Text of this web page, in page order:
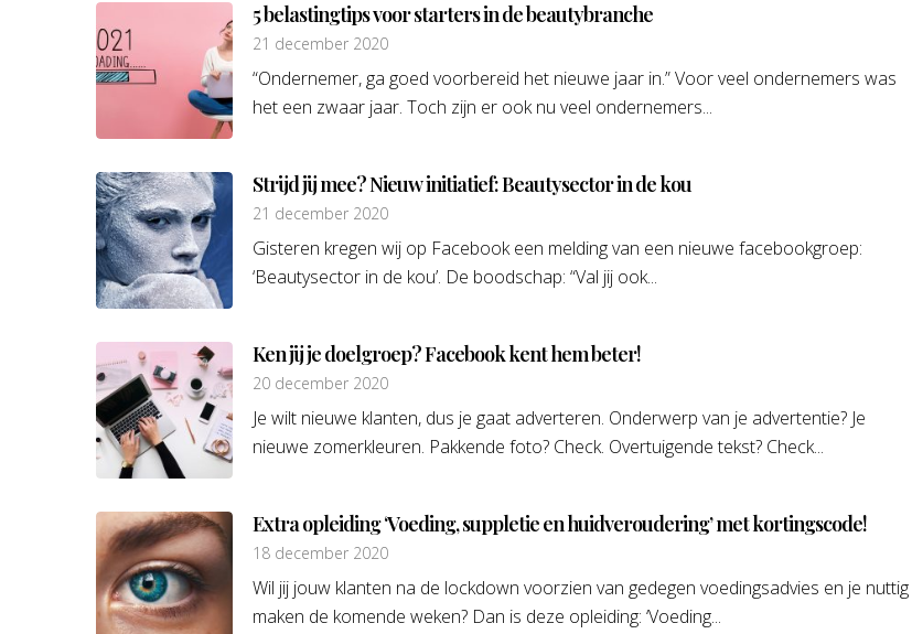
5 belastingtips voor starters in de beautybranche
21 december 2020
“Ondernemer, ga goed voorbereid het nieuwe jaar in.” Voor veel ondernemers was
het een zwaar jaar. Toch zijn er ook nu veel ondernemers...
Strijd jij mee? Nieuw initiatief: Beautysector in de kou
21 december 2020
Gisteren kregen wij op Facebook een melding van een nieuwe facebookgroep:
‘Beautysector in de kou’. De boodschap: “Val jij ook...
Ken jij je doelgroep? Facebook kent hem beter!
20 december 2020
Je wilt nieuwe klanten, dus je gaat adverteren. Onderwerp van je advertentie? Je
nieuwe zomerkleuren. Pakkende foto? Check. Overtuigende tekst? Check...
Extra opleiding ‘Voeding, suppletie en huidveroudering’ met kortingscode!
18 december 2020
Wil jij jouw klanten na de lockdown voorzien van gedegen voedingsadvies en je nuttig
maken de komende weken? Dan is deze opleiding: ‘Voeding...